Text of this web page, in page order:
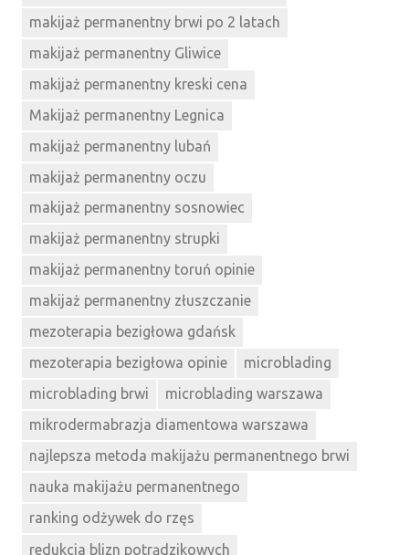
makijaż permanentny brwi po 2 latach
makijaż permanentny Gliwice
makijaż permanentny kreski cena
Makijaż permanentny Legnica
makijaż permanentny lubań
makijaż permanentny oczu
makijaż permanentny sosnowiec
makijaż permanentny strupki
makijaż permanentny toruń opinie
makijaż permanentny złuszczanie
mezoterapia bezigłowa gdańsk
mezoterapia bezigłowa opinie
microblading
microblading brwi
microblading warszawa
mikrodermabrazja diamentowa warszawa
najlepsza metoda makijażu permanentnego brwi
nauka makijażu permanentnego
ranking odżywek do rzęs
redukcja blizn potrądzikowych